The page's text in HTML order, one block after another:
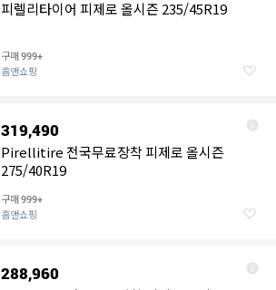
피렐리타이어 피제로 올시즌 235/45R19
구매999+
홈앤쇼핑
319,490
Pirellitire 전국무료장착 피제로 올시즌
275/40R19
구매999+
홈앤쇼핑
288,960